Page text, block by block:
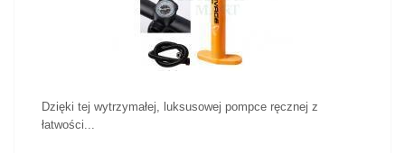
Dzięki tej wytrzymałej, luksusowej pompce ręcznej z
łatwości...